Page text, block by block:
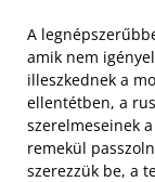
A
amik nem
illeszkednek a
ellentétben, a
szerelmeseinek
remekül
szerezzük be, a